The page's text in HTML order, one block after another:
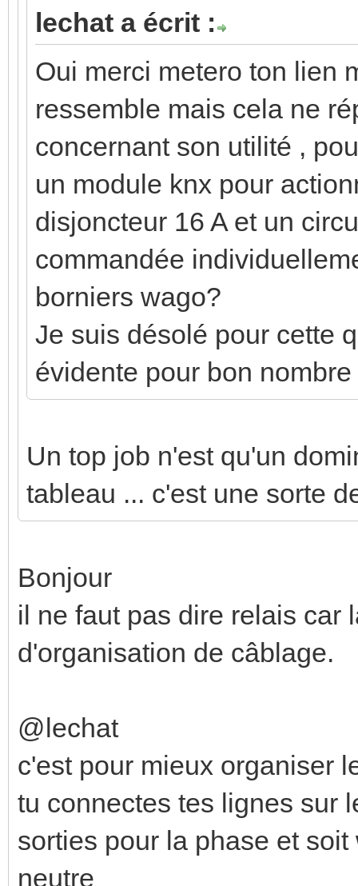
lechat a écrit :
Oui merci metero ton lien
ressemble mais cela ne
concernant son utilité ,
un module knx pour
disjoncteur 16 A et un
commandée
borniers wago?
Je suis désolé pour cette
évidente pour bon nombre
Un top job n'est qu'un
tableau ... c'est une sorte
Bonjour
il ne faut pas dire relais car
d'organisation de câblage.
@lechat
c'est pour mieux organiser
tu connectes tes lignes sur
sorties pour la phase et
neutre